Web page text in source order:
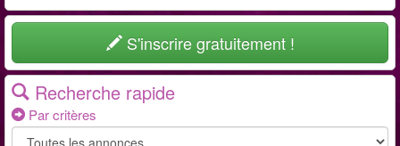
S'inscrire gratuitement !
Recherche rapide
Par critères